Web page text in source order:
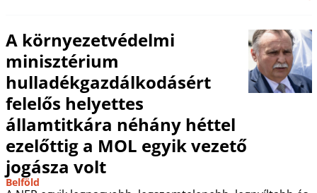
A környezetvédelmi
minisztérium
hulladékgazdálkodásért
felelős helyettes
államtitkára néhány héttel
ezelőttig a MOL egyik vezető
jogásza volt
Belföld